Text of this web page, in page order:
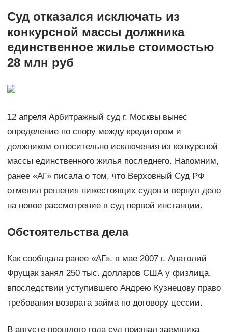
Суд отказался исключать из
конкурсной массы должника
единственное жилье стоимостью
28 млн руб
12 апреля Арбитражный суд г. Москвы вынес
определение по спору между кредитором и
должником относительно исключения из конкурсной
массы единственного жилья последнего. Напомним,
ранее «АГ» писала о том, что Верховный Суд РФ
отменил решения нижестоящих судов и вернул дело
на новое рассмотрение в суд первой инстанции.
Обстоятельства дела
Как сообщала ранее «АГ», в мае 2007 г. Анатолий
Фрущак занял 250 тыс. долларов США у физлица,
впоследствии уступившего Андрею Кузнецову право
требования возврата займа по договору цессии.
В августе прошлого года суд признал заемщика